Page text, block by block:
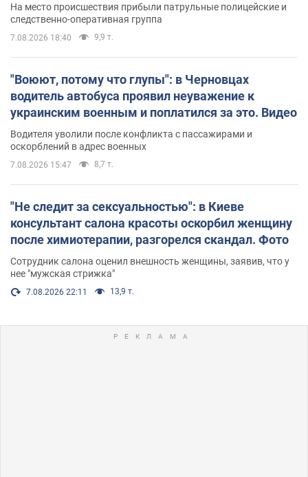
На место происшествия прибыли патрульные полицейские и
следственно-оперативная группа
7.08.2026 18:40 9,9 т.
"Воюют, потому что глупы": в Черновцах
водитель автобуса проявил неуважение к
украинским военным и поплатился за это. Видео
Водителя уволили после конфликта с пассажирами и
оскорблений в адрес военных
7.08.2026 15:47 8,7 т.
"Не следит за сексуальностью": в Киеве
консультант салона красоты оскорбил женщину
после химиотерапии, разгорелся скандал. Фото
Сотрудник салона оценил внешность женщины, заявив, что у
нее "мужская стрижка"
7.08.2026 22:11 13,9 т.